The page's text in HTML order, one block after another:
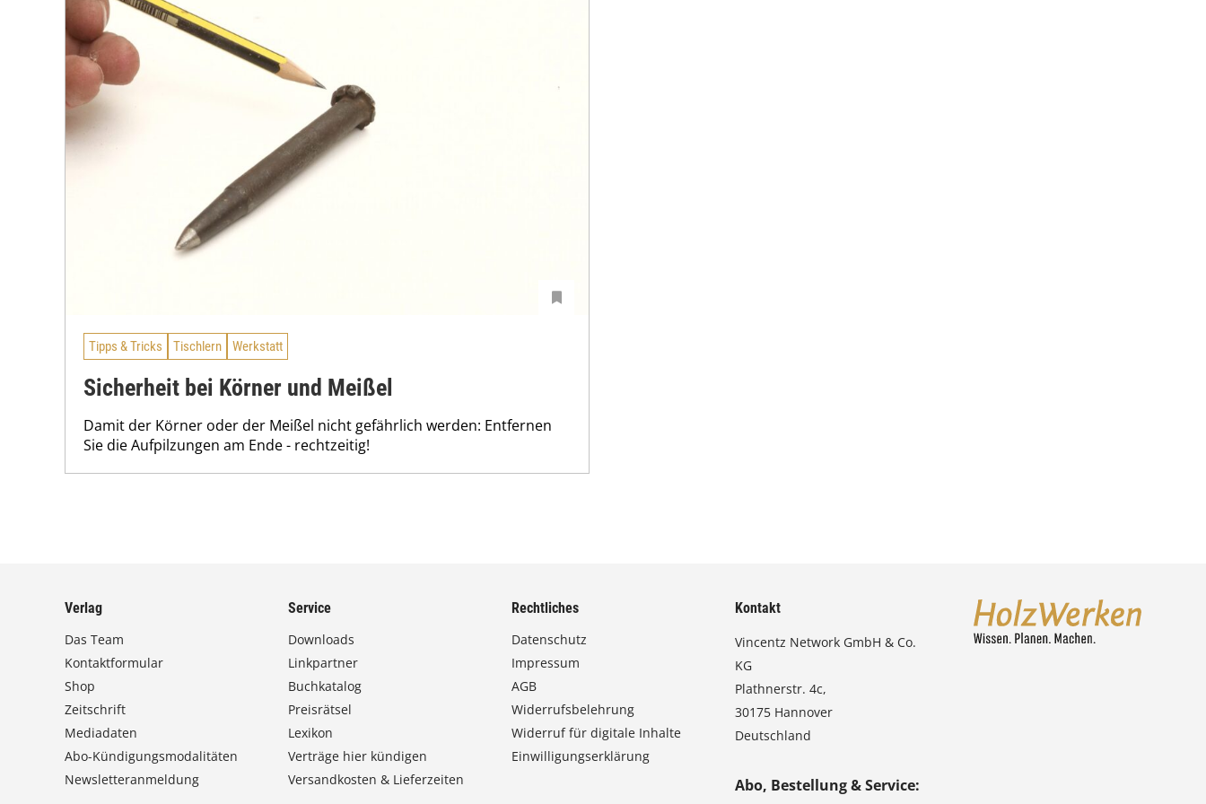
Tipps & Tricks Tischlern Werkstatt
Sicherheit bei Körner und Meißel
Damit der Körner oder der Meißel nicht gefährlich werden: Entfernen
Sie die Aufpilzungen am Ende - rechtzeitig!
Verlag
Das Team
Kontaktformular
Shop
Zeitschrift
Mediadaten
Abo-Kündigungsmodalitäten
Newsletteranmeldung
Service
Downloads
Linkpartner
Buchkatalog
Preisrätsel
Lexikon
Verträge hier kündigen
Versandkosten & Lieferzeiten
Rechtliches
Datenschutz
Impressum
AGB
Widerrufsbelehrung
Widerruf für digitale Inhalte
Einwilligungserklärung
Kontakt
Vincentz Network GmbH & Co.
KG
Plathnerstr. 4c,
30175 Hannover
Deutschland
Abo, Bestellung & Service: